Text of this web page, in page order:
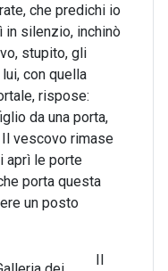
che predichi io
in silenzio, inchinò
stupito, gli
con quella
rispose:
da una porta,
Il vescovo rimase
aprì le porte
porta questa
un posto
Il